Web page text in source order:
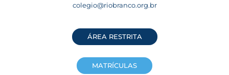
colegio@riobranco.org.br
ÁREA RESTRITA
MATRÍCULAS